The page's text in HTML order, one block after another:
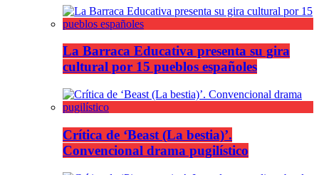
La Barraca Educativa presenta su gira
cultural por 15 pueblos españoles
Crítica de ‘Beast (La bestia)’.
Convencional drama pugilístico